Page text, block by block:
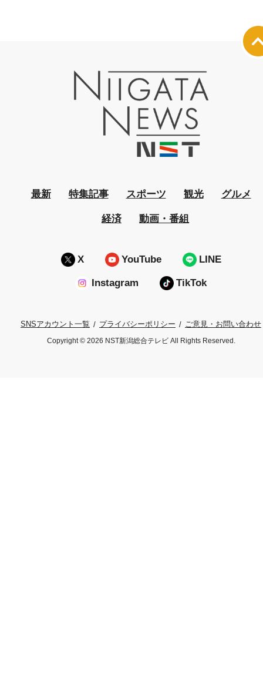
最新 特集記事 スポーツ 観光 グルメ
経済 動画・番組
X YouTube LINE
Instagram TikTok
SNSアカウント一覧 プライバシーポリシー ご意見・お問い合わせ
Copyright © 2026 NST新潟総合テレビ All Rights Reserved.